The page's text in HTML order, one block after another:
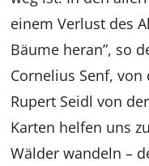
einem Verlust des
Bäume heran”, so
Cornelius Senf,
Rupert Seidl von
Karten helfen uns
Wälder wandeln –